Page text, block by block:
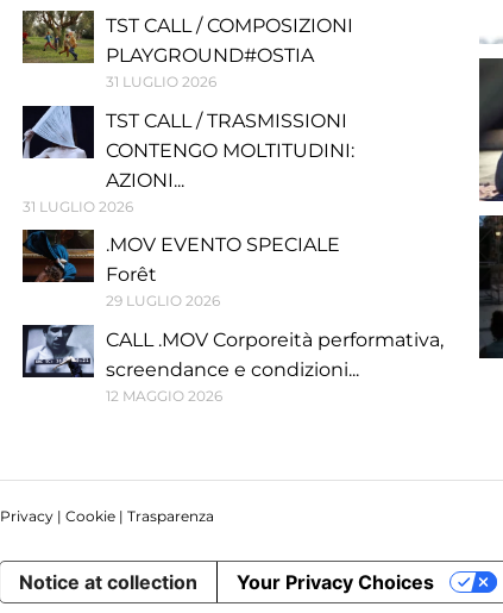
TST CALL / COMPOSIZIONI
PLAYGROUND#OSTIA
31 LUGLIO 2026
TST CALL / TRASMISSIONI
CONTENGO MOLTITUDINI:
AZIONI...
31 LUGLIO 2026
.MOV EVENTO SPECIALE
Forêt
29 LUGLIO 2026
CALL .MOV Corporeità performativa,
screendance e condizioni...
12 MAGGIO 2026
Privacy | Cookie | Trasparenza
Notice at collection Your Privacy Choices